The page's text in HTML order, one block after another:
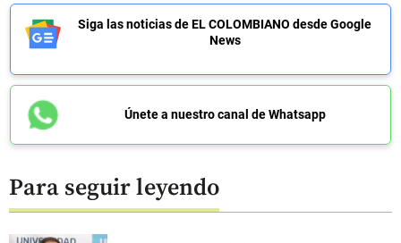
Siga las noticias de EL COLOMBIANO desde Google
News
Únete a nuestro canal de Whatsapp
Para seguir leyendo